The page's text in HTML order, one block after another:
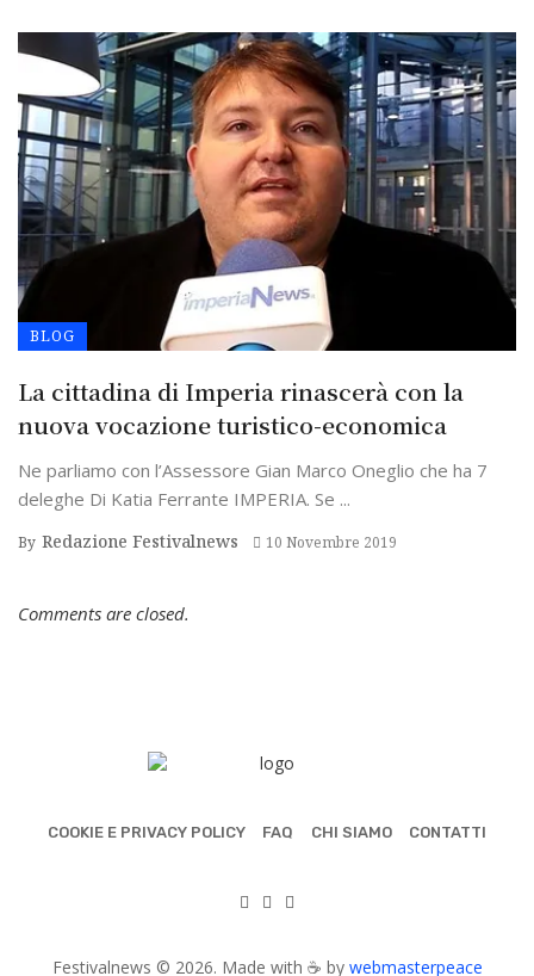
BLOG
La cittadina di Imperia rinascerà con la
nuova vocazione turistico-economica
Ne parliamo con l’Assessore Gian Marco Oneglio che ha 7
deleghe Di Katia Ferrante IMPERIA. Se ...
By Redazione Festivalnews 10 Novembre 2019
Comments are closed.
COOKIE E PRIVACY POLICY FAQ CHI SIAMO CONTATTI
Festivalnews © 2026. Made with ☕ by webmasterpeace